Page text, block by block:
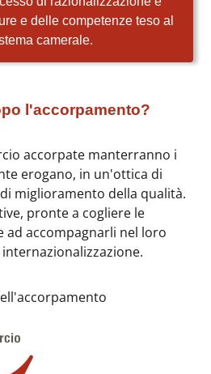
e delle competenze teso al
camerale.
l'accorpamento?
accorpate manterranno i
erogano, in un'ottica di
miglioramento della qualità.
pronte a cogliere le
ad accompagnarli nel loro